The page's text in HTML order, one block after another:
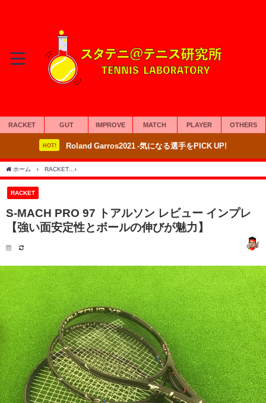
RACKET GUT IMPROVE MATCH PLAYER OTHERS
HOT! Roland Garros2021 -気になる選手をPICK UP!
ホーム RACKET
RACKET
S-MACH PRO 97 トアルソン レビュー インプレ
【強い面安定性とボールの伸びが魅力】